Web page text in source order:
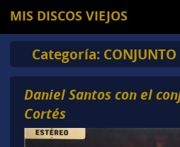
MIS DISCOS VIEJOS
Categoría:
Daniel Santos con el
Cortés